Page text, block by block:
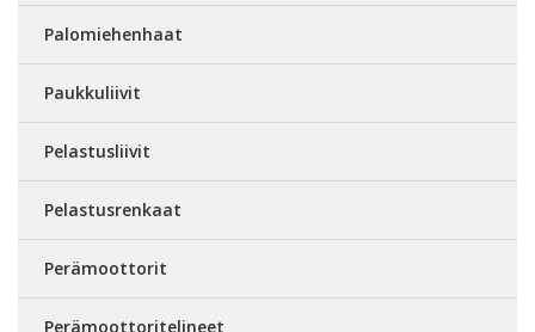
Palomiehenhaat
Paukkuliivit
Pelastusliivit
Pelastusrenkaat
Perämoottorit
Perämoottoritelineet